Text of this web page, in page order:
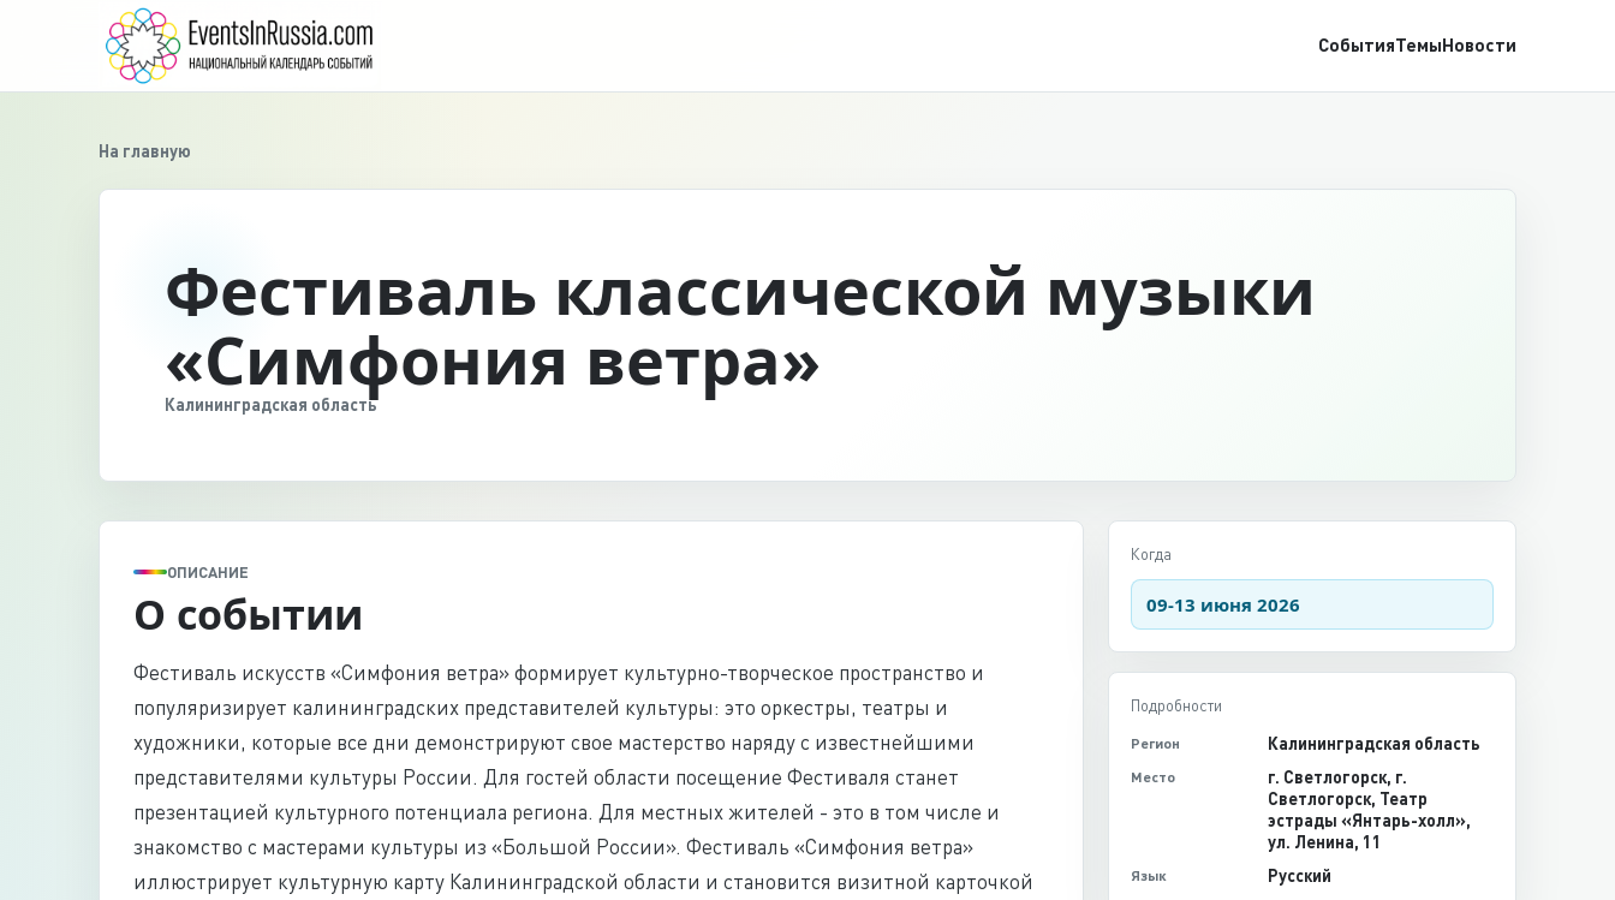
СобытияТемыНовости
На главную
Фестиваль классической музыки
«Симфония ветра»
Калининградская область
ОПИСАНИЕ
О событии
Фестиваль искусств «Симфония ветра» формирует культурно-творческое пространство и
популяризирует калининградских представителей культуры: это оркестры, театры и
художники, которые все дни демонстрируют свое мастерство наряду с известнейшими
представителями культуры России. Для гостей области посещение Фестиваля станет
презентацией культурного потенциала региона. Для местных жителей - это в том числе и
знакомство с мастерами культуры из «Большой России». Фестиваль «Симфония ветра»
иллюстрирует культурную карту Калининградской области и становится визитной карточкой
Когда
09-13 июня 2026
Подробности
Регион Калининградская область
Место
г. Светлогорск, г.
Светлогорск, Театр
эстрады «Янтарь-холл»,
ул. Ленина, 11
Язык Русский